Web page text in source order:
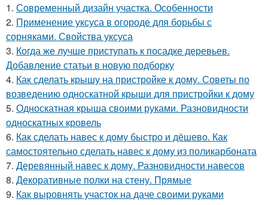
1. Современный дизайн участка. Особенности
2. Применение уксуса в огороде для борьбы с
сорняками. Свойства уксуса
3. Когда же лучше приступать к посадке деревьев.
Добавление статьи в новую подборку
4. Как сделать крышу на пристройке к дому. Советы по
возведению односкатной крыши для пристройки к дому
5. Односкатная крыша своими руками. Разновидности
односкатных кровель
6. Как сделать навес к дому быстро и дёшево. Как
самостоятельно сделать навес к дому из поликарбоната
7. Деревянный навес к дому. Разновидности навесов
8. Декоративные полки на стену. Прямые
9. Как выровнять участок на даче своими руками